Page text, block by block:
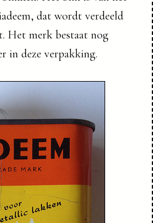
dat wordt verdeeld
Het merk bestaat nog
in deze verpakking.